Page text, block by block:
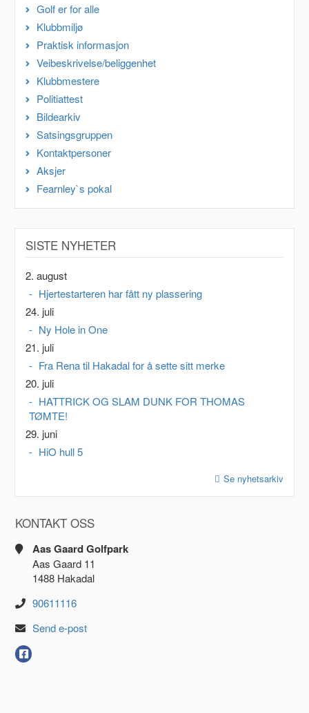
Golf er for alle
Klubbmiljø
Praktisk informasjon
Veibeskrivelse/beliggenhet
Klubbmestere
Politiattest
Bildearkiv
Satsingsgruppen
Kontaktpersoner
Aksjer
Fearnley`s pokal
SISTE NYHETER
2. august
Hjertestarteren har fått ny plassering
24. juli
Ny Hole in One
21. juli
Fra Rena til Hakadal for å sette sitt merke
20. juli
HATTRICK OG SLAM DUNK FOR THOMAS
TØMTE!
29. juni
HiO hull 5
Se nyhetsarkiv
KONTAKT OSS
Aas Gaard Golfpark
Aas Gaard 11
1488 Hakadal
90611116
Send e-post